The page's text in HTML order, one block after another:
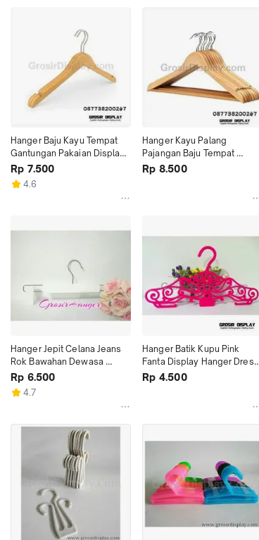
Hanger Baju Kayu Tempat
Gantungan Pakaian Display
Toko Distro Murah
Rp 7.500
4.6
Hanger Kayu Palang
Pajangan Baju Tempat
Gantungan Pakaian Butik
Distro
Rp 8.500
Hanger Jepit Celana Jeans
Rok Bawahan Dewasa
Hanger Putih Tebal Murah
Rp 6.500
4.7
Hanger Batik Kupu Pink
Fanta Display Hanger Dress
Atasan Distro Butik
Rp 4.500